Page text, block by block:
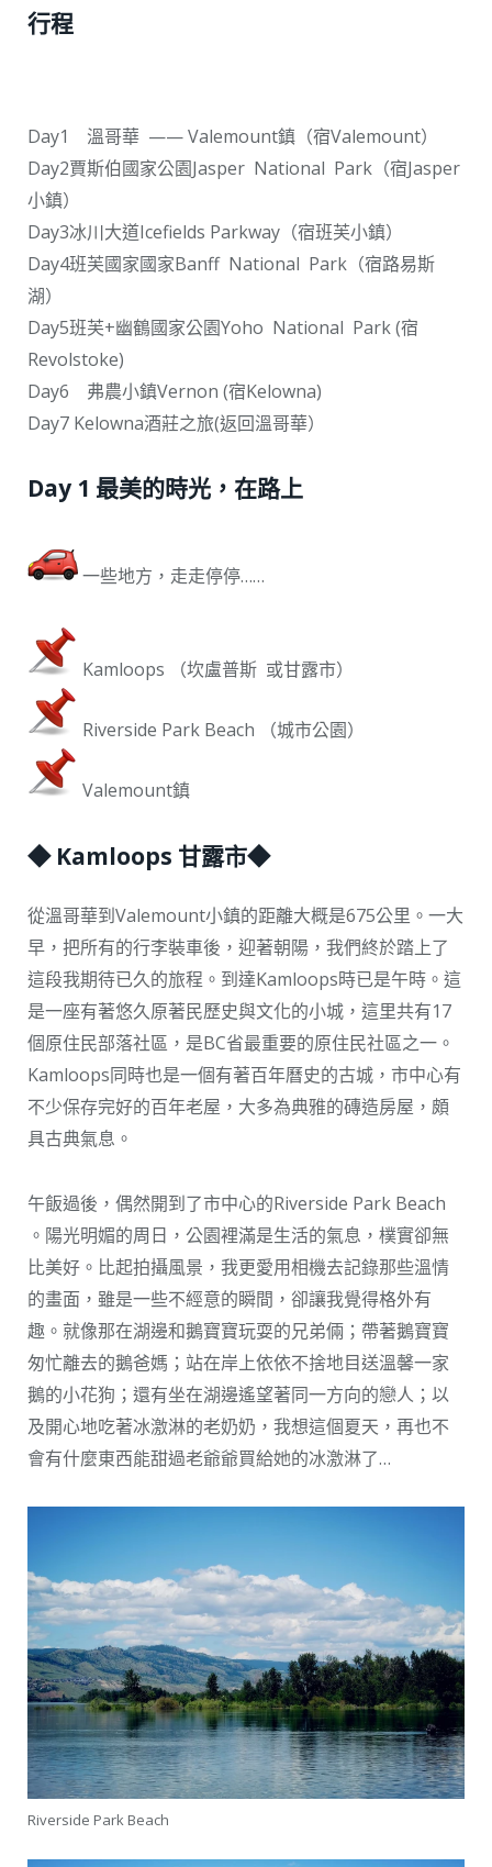
行程
Day1 溫哥華 —— Valemount鎮（宿Valemount）
Day2賈斯伯國家公園Jasper National Park（宿Jasper
小鎮）
Day3冰川大道Icefields Parkway（宿班芙小鎮）
Day4班芙國家國家Banff National Park（宿路易斯
湖）
Day5班芙+幽鶴國家公園Yoho National Park (宿
Revolstoke)
Day6 弗農小鎮Vernon (宿Kelowna)
Day7 Kelowna酒莊之旅(返回溫哥華）
Day 1 最美的時光，在路上
一些地方，走走停停……
Kamloops （坎盧普斯 或甘露市）
Riverside Park Beach （城市公園）
Valemount鎮
◆ Kamloops 甘露市◆
從溫哥華到Valemount小鎮的距離大概是675公里。一大
早，把所有的行李裝車後，迎著朝陽，我們終於踏上了
這段我期待已久的旅程。到達Kamloops時已是午時。這
是一座有著悠久原著民歷史與文化的小城，這里共有17
個原住民部落社區，是BC省最重要的原住民社區之一。
Kamloops同時也是一個有著百年曆史的古城，市中心有
不少保存完好的百年老屋，大多為典雅的磚造房屋，頗
具古典氣息。
午飯過後，偶然開到了市中心的Riverside Park Beach
。陽光明媚的周日，公園裡滿是生活的氣息，樸實卻無
比美好。比起拍攝風景，我更愛用相機去記錄那些溫情
的畫面，雖是一些不經意的瞬間，卻讓我覺得格外有
趣。就像那在湖邊和鵝寶寶玩耍的兄弟倆；帶著鵝寶寶
匆忙離去的鵝爸媽；站在岸上依依不捨地目送溫馨一家
鵝的小花狗；還有坐在湖邊遙望著同一方向的戀人；以
及開心地吃著冰激淋的老奶奶，我想這個夏天，再也不
會有什麼東西能甜過老爺爺買給她的冰激淋了…
Riverside Park Beach